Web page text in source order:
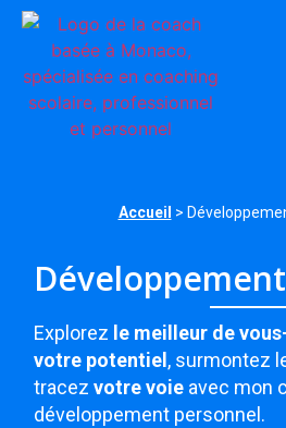
Accueil >
Explorez le meilleur de
votre potentiel , surmontez
tracezvotre voie avec mon
développement personnel.